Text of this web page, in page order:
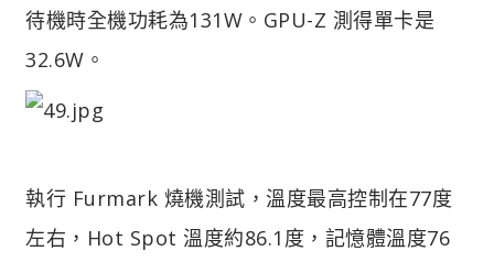
待機時全機功耗為131W。GPU-Z 測得單卡是
32.6W。
執行 Furmark 燒機測試，溫度最高控制在77度
左右，Hot Spot 溫度約86.1度，記憶體溫度76